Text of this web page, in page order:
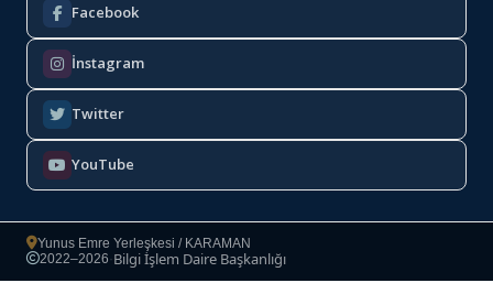
Facebook
İnstagram
Twitter
YouTube
Yunus Emre Yerleşkesi / KARAMAN
Copyright
2022–2026·Bilgi İşlem Daire Başkanlığı